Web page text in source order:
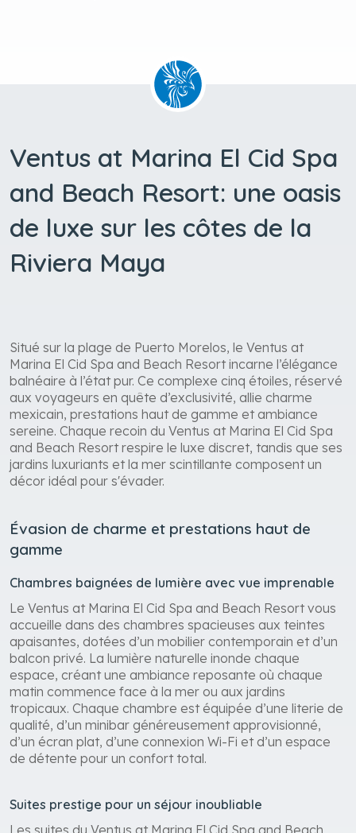
Ventus at Marina El Cid Spa
and Beach Resort: une oasis
de luxe sur les côtes de la
Riviera Maya
Situé sur la plage de Puerto Morelos, le Ventus at
Marina El Cid Spa and Beach Resort incarne l’élégance
balnéaire à l’état pur. Ce complexe cinq étoiles, réservé
aux voyageurs en quête d’exclusivité, allie charme
mexicain, prestations haut de gamme et ambiance
sereine. Chaque recoin du Ventus at Marina El Cid Spa
and Beach Resort respire le luxe discret, tandis que ses
jardins luxuriants et la mer scintillante composent un
décor idéal pour s'évader.
Évasion de charme et prestations haut de
gamme
Chambres baignées de lumière avec vue imprenable
Le Ventus at Marina El Cid Spa and Beach Resort vous
accueille dans des chambres spacieuses aux teintes
apaisantes, dotées d’un mobilier contemporain et d’un
balcon privé. La lumière naturelle inonde chaque
espace, créant une ambiance reposante où chaque
matin commence face à la mer ou aux jardins
tropicaux. Chaque chambre est équipée d’une literie de
qualité, d’un minibar généreusement approvisionné,
d’un écran plat, d’une connexion Wi-Fi et d’un espace
de détente pour un confort total.
Suites prestige pour un séjour inoubliable
Les suites du Ventus at Marina El Cid Spa and Beach